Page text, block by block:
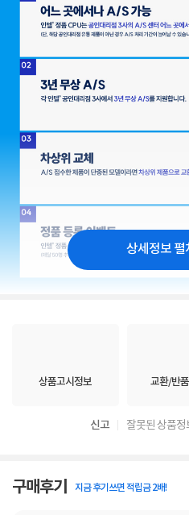
상세정보 펼
상품고시정보 교환/반
신고 잘못된 상품정
구매후기 지금 후기쓰면 적립금 2배!